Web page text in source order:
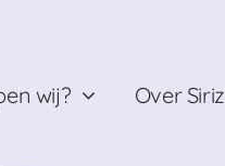
wij? Over Siriz